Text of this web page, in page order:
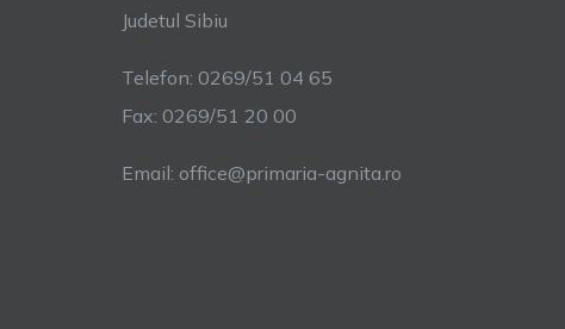
Judetul Sibiu
Telefon: 0269/51 04 65
Fax: 0269/51 20 00
Email: office@primaria-agnita.ro